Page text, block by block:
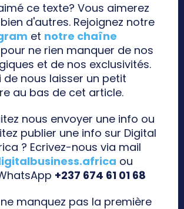
ce texte? Vous aimerez
d'autres. Rejoignez notre
et notre chaîne
pour ne rien manquer de nos
et de nos exclusivités.
de nous laisser un petit
au bas de cet article.
nous envoyer une info ou
publier une info sur Digital
? Ecrivez-nous via mail
ou
+237 674 61 01 68
manquez pas la première